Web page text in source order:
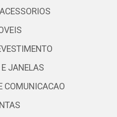
E JANELAS
COMUNICACAO